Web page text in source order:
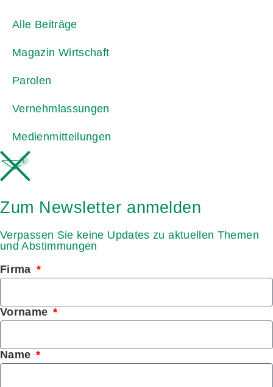
Alle Beiträge
Magazin Wirtschaft
Parolen
Vernehmlassungen
Medienmitteilungen
1
Zum Newsletter anmelden
Verpassen Sie keine Updates zu aktuellen Themen
und Abstimmungen
Firma
Vorname
Name